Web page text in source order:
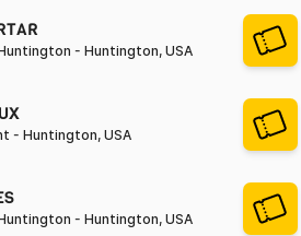
- Huntington, USA
- Huntington, USA
- Huntington, USA